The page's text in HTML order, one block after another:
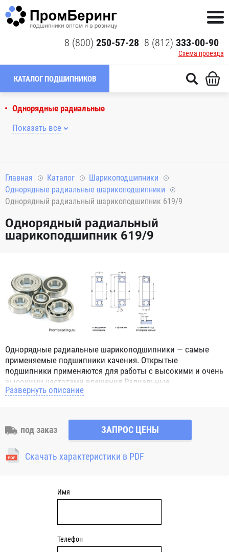
8 (800) 250-57-28 8 (812) 333-00-90
Схема проезда
КАТАЛОГ ПОДШИПНИКОВ
Однорядные радиальные
Показать все
Главная Каталог
Шарикоподшипники
Однорядные радиальные шарикоподшипники
Однорядный радиальный шарикоподшипник 619/9
Однорядный радиальный
шарикоподшипник 619/9
Однорядные радиальные шарикоподшипники — самые
применяемые подшипники качения. Открытые
подшипники применяются для работы с высокими и очень
высокими частотами вращения.Радиальные
шарикоподшипники обозначением 2Z ZZ с обеих сторон
обозначением 2RS 2RS1 2RSH 2RSR имеют с обеих сторон
контактные уплотнения из бутадиен-нитрильного каучука
(NBR) и пригодны для средних частот вращения. Также
поставляются подшипники с бесконтактными
Развернуть описание
под заказ ЗАПРОС ЦЕНЫ
Скачать характеристики в PDF
Имя
Телефон